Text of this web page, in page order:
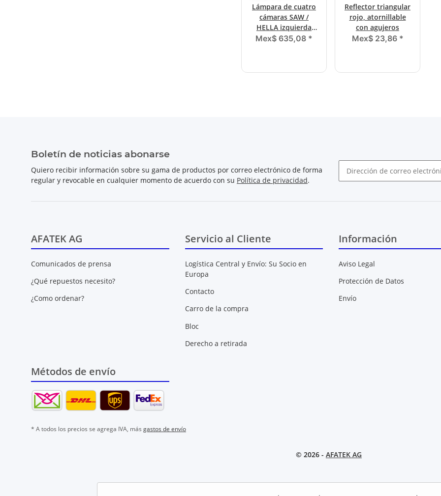
Lámpara de cuatro
cámaras SAW /
HELLA izquierda
2201 L / BBSKN 246
Mex$ 635,08 *
Reflector triangular
rojo, atornillable
con agujeros
Mex$ 23,86 *
Boletín de noticias abonarse
Quiero recibir información sobre su gama de productos por correo electrónico de forma
regular y revocable en cualquier momento de acuerdo con su Política de privacidad.
AFATEK AG
Comunicados de prensa
¿Qué repuestos necesito?
¿Como ordenar?
Servicio al Cliente
Logística Central y Envío: Su Socio en
Europa
Contacto
Carro de la compra
Bloc
Derecho a retirada
Información
Aviso Legal
Protección de Datos
Envío
Métodos de envío
* A todos los precios se agrega IVA, más gastos de envío
© 2026 - AFATEK AG